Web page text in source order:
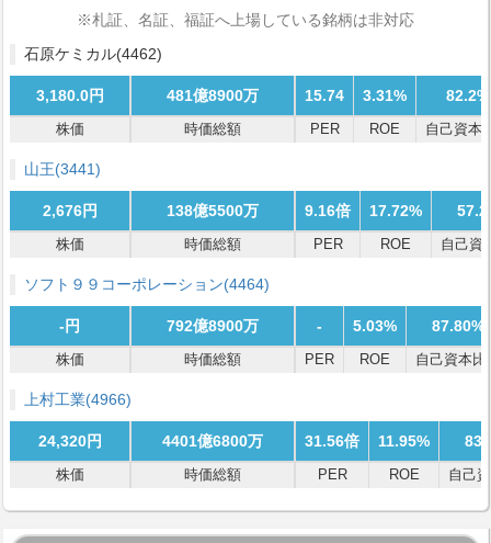
※札証、名証、福証へ上場している銘柄は非対応
石原ケミカル(4462)
3,180.0円 481億8900万 15.74 3.31% 82.2%
株価 時価総額 PER ROE 自己資本
山王(3441)
2,676円 138億5500万 9.16倍 17.72%
株価 時価総額 PER ROE 自己資
ソフト９９コーポレーション(4464)
-円 792億8900万 - 5.03% 87.80%
株価 時価総額 PER ROE 自己資本比
上村工業(4966)
24,320円 4401億6800万 31.56倍 11.95%
株価 時価総額 PER ROE 自己